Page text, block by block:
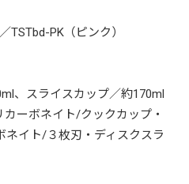
TSTbd-PK（ピンク）
、スライスカップ／約170ml
ーボネイト/クックカップ・
ネイト/３枚刃・ディスクスラ